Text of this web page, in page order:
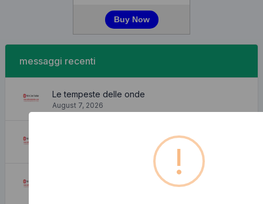
messaggi recenti
Le tempeste delle onde
August 7, 2026
Appartamento carino e accogliente
!